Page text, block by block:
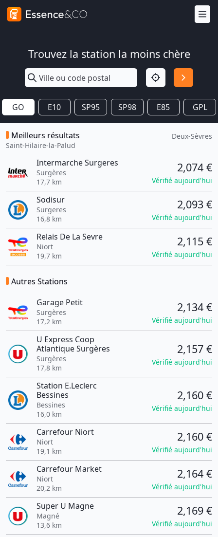
Trouvez la station la moins chère
GO E10 SP95 SP98 E85 GPL
Meilleurs résultats
Saint-Hilaire-la-Palud
Deux-Sèvres
Intermarche Surgeres
Surgères
17,7 km
2,074 €
Vérifié aujourd'hui
Sodisur
Surgeres
16,8 km
2,093 €
Vérifié aujourd'hui
Relais De La Sevre
Niort
19,7 km
2,115 €
Vérifié aujourd'hui
Autres Stations
Garage Petit
Surgères
17,2 km
2,134 €
Vérifié aujourd'hui
U Express Coop
Atlantique Surgères
Surgères
17,8 km
2,157 €
Vérifié aujourd'hui
Station E.Leclerc
Bessines
Bessines
16,0 km
2,160 €
Vérifié aujourd'hui
Carrefour Niort
Niort
19,1 km
2,160 €
Vérifié aujourd'hui
Carrefour Market
Niort
20,2 km
2,164 €
Vérifié aujourd'hui
Super U Magne
Magné
13,6 km
2,169 €
Vérifié aujourd'hui